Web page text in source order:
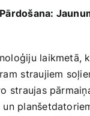
preces
laikmetā,
⁢straujiem
straujas
un